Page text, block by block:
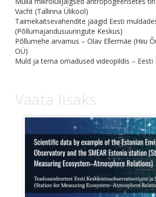
Vacht (Tallinna Ülikool)
Taimekaitsevahendite jäägid Eesti
(Põllumajandusuuringute Keskus)
Põllumehe arvamus – Olav Ellermäe (Hiiu
OÜ)
Muld ja tema omadused videopildis – Eesti
Vaata lisaks